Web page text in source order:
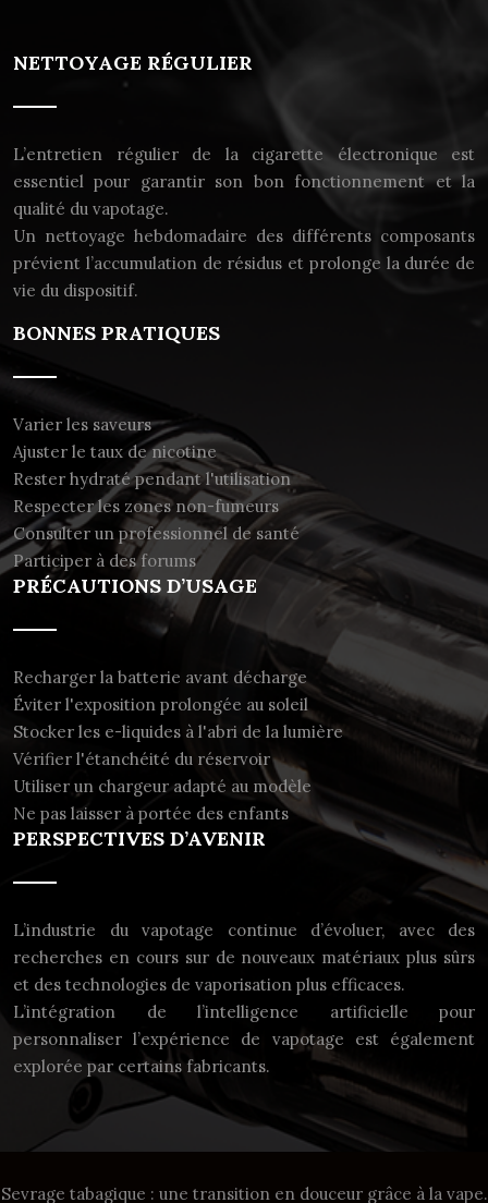
NETTOYAGE RÉGULIER
L’entretien régulier de la cigarette électronique est
essentiel pour garantir son bon fonctionnement et la
qualité du vapotage.
Un nettoyage hebdomadaire des différents composants
prévient l’accumulation de résidus et prolonge la durée de
vie du dispositif.
BONNES PRATIQUES
Varier les saveurs
Ajuster le taux de nicotine
Rester hydraté pendant l'utilisation
Respecter les zones non-fumeurs
Consulter un professionnel de santé
Participer à des forums
PRÉCAUTIONS D’USAGE
Recharger la batterie avant décharge
Éviter l'exposition prolongée au soleil
Stocker les e-liquides à l'abri de la lumière
Vérifier l'étanchéité du réservoir
Utiliser un chargeur adapté au modèle
Ne pas laisser à portée des enfants
PERSPECTIVES D’AVENIR
L’industrie du vapotage continue d’évoluer, avec des
recherches en cours sur de nouveaux matériaux plus sûrs
et des technologies de vaporisation plus efficaces.
L’intégration de l’intelligence artificielle pour
personnaliser l’expérience de vapotage est également
explorée par certains fabricants.
Sevrage tabagique : une transition en douceur grâce à la vape.